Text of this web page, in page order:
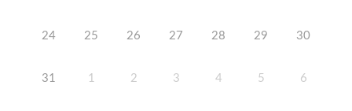
24 25 26 27 28 29 30
31 1 2 3 4 5 6